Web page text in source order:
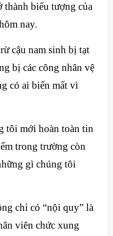
thành biểu tượng của
nay.
cậu nam sinh bị tạt
bị các công nhân vệ
có ai biến mất vì
tôi mới hoàn toàn tin
trong trường còn
gì chúng tôi
chỉ có “nội quy” là
viên chức xung